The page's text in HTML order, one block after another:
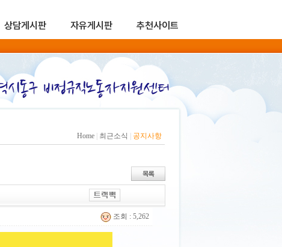
상담게시판 자유게시판 추천사이트
Home 최근소식 공지사항
조회 : 5,262